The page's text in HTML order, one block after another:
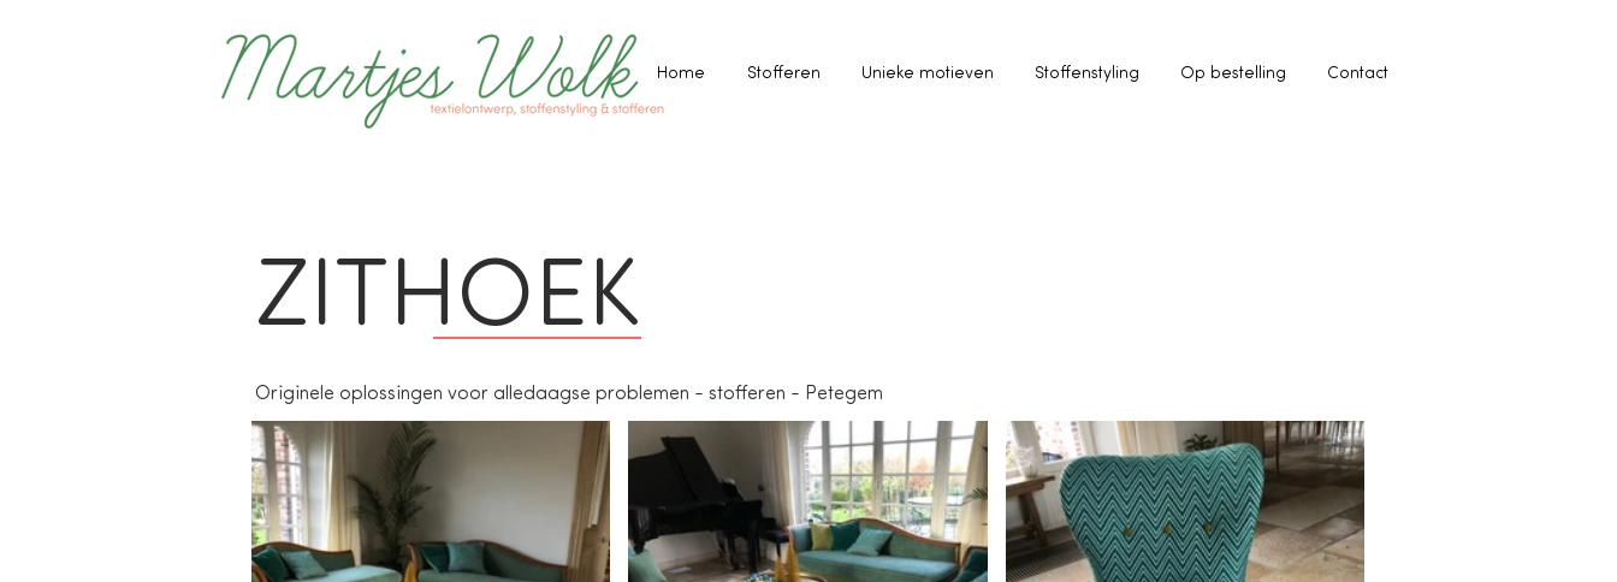
Home Stofferen Unieke motieven Stoffenstyling Op bestelling Contact
ZITHOEK
Originele oplossingen voor alledaagse problemen - stofferen - Petegem